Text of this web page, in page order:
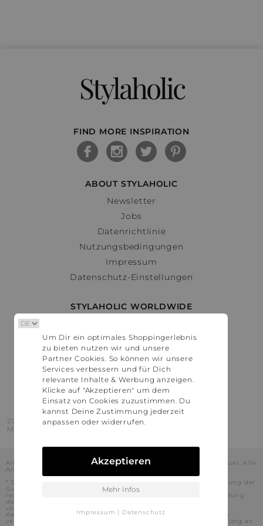
Stylaholic
FIND MORE INSPIRATION
ABOUT STYLAHOLIC
Newsletter
Jobs
Datenrichtlinie
Nutzungsbedingungen
Impressum
Datenschutz-Einstellungen
STYLAHOLIC WORLDWIDE
Österreich
Schweiz
France
United States
2016 - 2026 © Stylaholic.
Made for you with love in munich.
Alle Preise inkl. der jeweils geltenden gesetzlichen Mehrwertsteuer. Alle
Angaben ohne Gewähr.
* Die angezeigten Preise beinhalten Rabatte, die durch die Nutzung der
Gutschein-Codes auf den Seiten unserer Partner voraussichtlich
realisiert werden können. Stylaholic führt keine vollständige Prüfung
der Gutschein-Codes durch und es kann daher in Einzelfällen
vorkommen, dass die Gutscheine abweichend von unserem
Kenntnisstand bei dem jeweiligen Shop nicht oder nur teilweise
verwendet werden können. Darüber hinaus kann deren Verwendung an
Um Dir ein optimales Shoppingerlebnis
zu bieten nutzen wir und unsere
Partner Cookies. So können wir unsere
Services verbessern und für Dich
relevante Inhalte & Werbung anzeigen.
Klicke auf "Akzeptieren" um dem
Einsatz von Cookies zuzustimmen. Du
kannst Deine Zustimmung jederzeit
anpassen oder widerrufen.
Akzeptieren
Mehr Infos
Impressum | Datenschutz